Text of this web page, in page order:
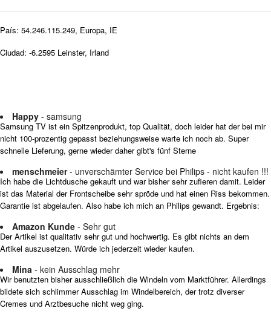
País: 54.246.115.249, Europa, IE
Ciudad: -6.2595 Leinster, Irland
Happy - samsung
Samsung TV ist ein Spitzenprodukt, top Qualität, doch leider hat der bei mir
nicht 100-prozentig gepasst beziehungsweise warte ich noch ab. Super
schnelle Lieferung, gerne wieder daher gibt's fünf Sterne
menschmeier- unverschämter Service bei Philips - nicht kaufen !!!
Ich habe die Lichtdusche gekauft und war bisher sehr zufieren damit. Leider
ist das Material der Frontscheibe sehr spröde und hat einen Riss bekommen.
Garantie ist abgelaufen. Also habe ich mich an Philips gewandt. Ergebnis:
Amazon Kunde - Sehr gut
Der Artikel ist qualitativ sehr gut und hochwertig. Es gibt nichts an dem
Artikel auszusetzen. Würde ich jederzeit wieder kaufen.
Mina - kein Ausschlag mehr
Wir benutzten bisher ausschließlich die Windeln vom Marktführer. Allerdings
bildete sich schlimmer Ausschlag im Windelbereich, der trotz diverser
Cremes und Arztbesuche nicht weg ging.